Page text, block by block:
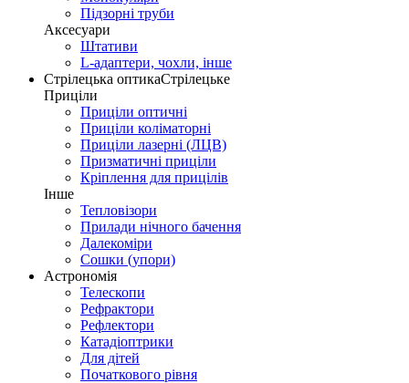
Підзорні труби
Аксесуари
Штативи
L-адаптери, чохли, інше
Стрілецька оптикаСтрілецьке
Приціли
Приціли оптичні
Приціли коліматорні
Приціли лазерні (ЛЦВ)
Призматичні приціли
Кріплення для прицілів
Інше
Тепловізори
Прилади нічного бачення
Далекоміри
Сошки (упори)
Астрономія
Телескопи
Рефрактори
Рефлектори
Катадіоптрики
Для дітей
Початкового рівня